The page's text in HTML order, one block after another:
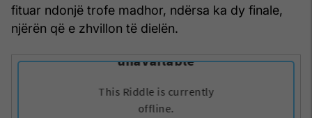
fituar ndonjë trofe madhor, ndërsa ka dy finale,
njërën që e zhvillon të dielën.